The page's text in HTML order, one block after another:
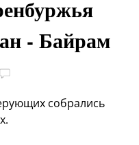
- Байрам
собрались